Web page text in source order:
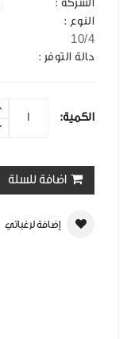
الشركة :
النوع :
10/4
حالة التوفر :
الكمية:
اضافة للسلة
إضافة لرغباتي